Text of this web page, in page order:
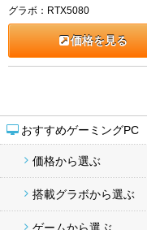
おすすめゲーミングPC
価格から選ぶ
搭載グラボから選ぶ
ゲームから選ぶ
グラボ：RTX5080
価格を見る